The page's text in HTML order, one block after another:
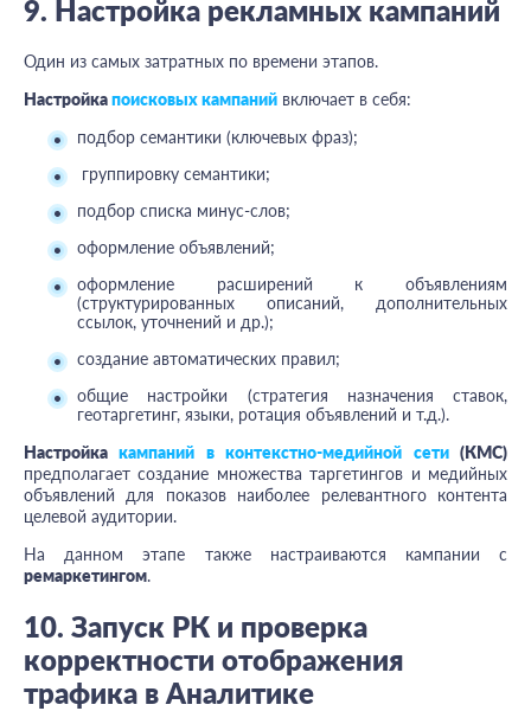
9. Настройка рекламных кампаний
Один из самых затратных по времени этапов.
Настройкапоисковых кампаний включает в себя:
подбор семантики (ключевых фраз);
группировку семантики;
подбор списка минус-слов;
оформление объявлений;
оформление расширений к объявлениям
(структурированных описаний, дополнительных
ссылок, уточнений и др.);
создание автоматических правил;
общие настройки (стратегия назначения ставок,
геотаргетинг, языки, ротация объявлений и т.д.).
Настройкакампаний в контекстно-медийной сети(КМС)
предполагает создание множества таргетингов и медийных
объявлений для показов наиболее релевантного контента
целевой аудитории.
На данном этапе также настраиваются кампании с
ремаркетингом.
10. Запуск РК и проверка
корректности отображения
трафика в Аналитике